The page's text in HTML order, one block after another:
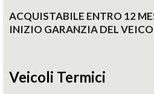
ACQUISTABILE ENTRO 12
INIZIO GARANZIA DEL
Veicoli Termici